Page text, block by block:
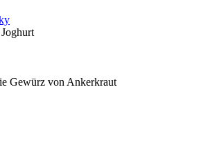
Gewürz von Ankerkraut